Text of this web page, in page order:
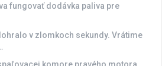
fungovať dodávka paliva pre
v zlomkoch sekundy. Vrátime